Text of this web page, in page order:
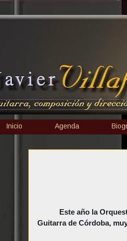
Inicio Agenda
Este año la
Guitarra de Córdoba,